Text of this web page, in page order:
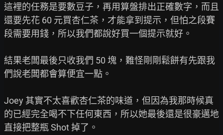
這裡的任務是要數豆子，再用算盤排出正確數字，而且
還要先花 60 元買杏仁茶，才能拿到提示，但怕之段賽
段需要用錢，所以我們都說好買一個提示就好。
結果老闆最後只收我們 50 塊，難怪剛剛鬆餅有先跟我
們說老闆都會算便宜一點。
Joey 其實不太喜歡杏仁茶的味道，但因為我那時候真
的已經完全喝不下任何東西，所以她最後還是很豪邁地
直接把整瓶 Shot 掉了。